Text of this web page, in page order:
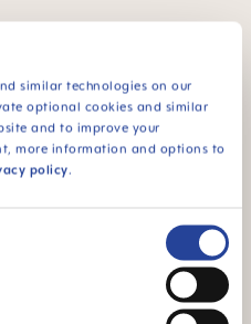
similar technologies on our
optional cookies and similar
and to improve your
more information and options to
policy.